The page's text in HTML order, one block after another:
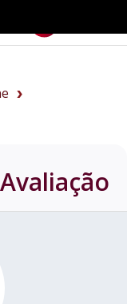
Avaliação